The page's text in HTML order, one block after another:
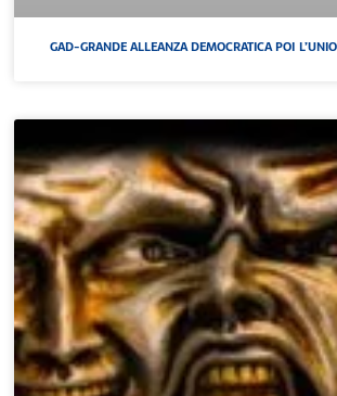
GAD-GRANDE ALLEANZA DEMOCRATICA POI